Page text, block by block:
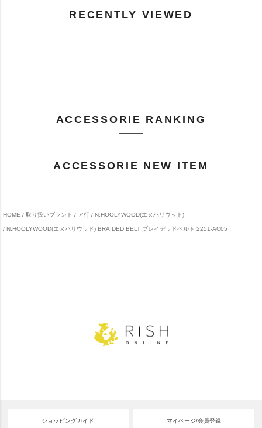
RECENTLY VIEWED
ACCESSORIE RANKING
ACCESSORIE NEW ITEM
HOME 取り扱いブランド ア行 N.HOOLYWOOD(エヌハリウッド)
N.HOOLYWOOD(エヌハリウッド) BRAIDED BELT ブレイデッドベルト 2251-AC05
ショッピングガイド マイページ/会員登録